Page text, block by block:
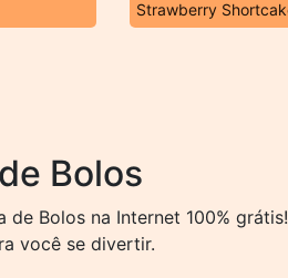
Bolos
Bolos na Internet 100% grátis!
você se divertir.